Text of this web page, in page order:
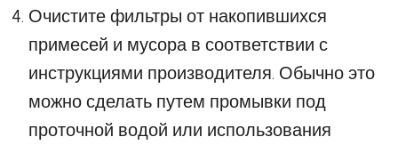
Очистите фильтры от накопившихся
примесей и мусора в соответствии с
инструкциями производителя. Обычно это
можно сделать путем промывки под
проточной водой или использования